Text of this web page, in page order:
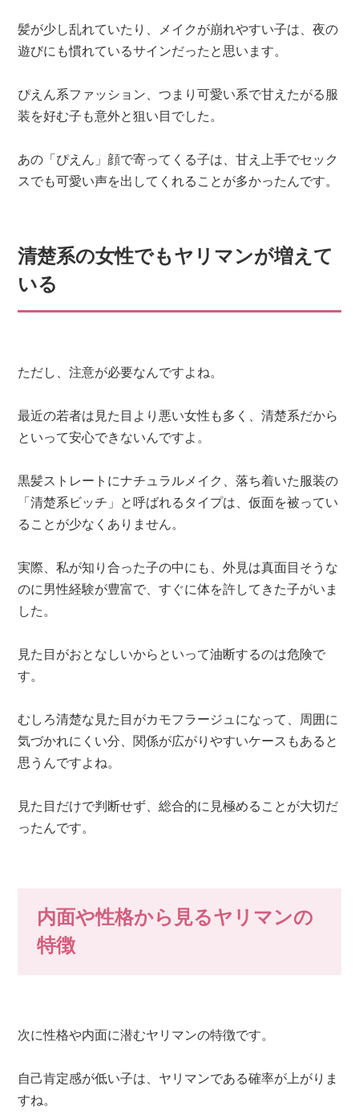
髪が少し乱れていたり、メイクが崩れやすい子は、夜の
遊びにも慣れているサインだったと思います。
ぴえん系ファッション、つまり可愛い系で甘えたがる服
装を好む子も意外と狙い目でした。
あの「ぴえん」顔で寄ってくる子は、甘え上手でセック
スでも可愛い声を出してくれることが多かったんです。
清楚系の女性でもヤリマンが増えて
いる
ただし、注意が必要なんですよね。
最近の若者は見た目より悪い女性も多く、清楚系だから
といって安心できないんですよ。
黒髪ストレートにナチュラルメイク、落ち着いた服装の
「清楚系ビッチ」と呼ばれるタイプは、仮面を被ってい
ることが少なくありません。
実際、私が知り合った子の中にも、外見は真面目そうな
のに男性経験が豊富で、すぐに体を許してきた子がいま
した。
見た目がおとなしいからといって油断するのは危険で
す。
むしろ清楚な見た目がカモフラージュになって、周囲に
気づかれにくい分、関係が広がりやすいケースもあると
思うんですよね。
見た目だけで判断せず、総合的に見極めることが大切だ
ったんです。
内面や性格から見るヤリマンの
特徴
次に性格や内面に潜むヤリマンの特徴です。
自己肯定感が低い子は、ヤリマンである確率が上がりま
すね。